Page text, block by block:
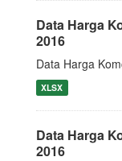
Data Harga
2016
Data Harga
XLSX
Data Harga
2016